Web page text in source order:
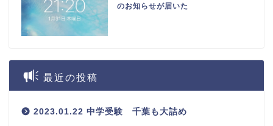
のお知らせが届いた
最近の投稿
2023.01.22 中学受験 千葉も大詰め